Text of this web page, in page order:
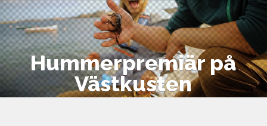
Jump
to
navigation
Hem
Filmer & Reportage
Hummerpremiär på
Västkusten